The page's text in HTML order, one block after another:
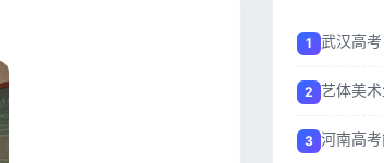
武汉高
艺体美
河南高